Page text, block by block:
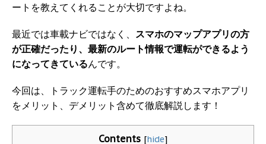
ートを教えてくれることが大切ですよね。
最近では車載ナビではなく、 スマホのマップアプリの方
が正確だったり、最新のルート情報で運転ができるよう
になってきているんです。
今回は、トラック運転手のためのおすすめスマホアプリ
をメリット、デメリット含めて徹底解説します！
Contents [hide]